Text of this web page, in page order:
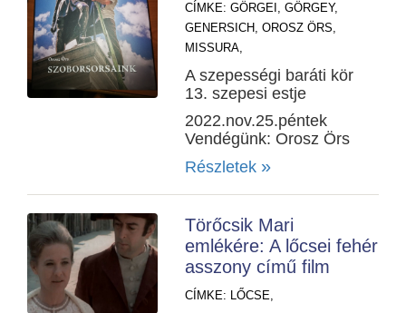
CÍMKE:GÖRGEI,GÖRGEY,
GENERSICH,OROSZ ÖRS,
MISSURA,
A szepességi baráti kör
13. szepesi estje
2022.nov.25.péntek
Vendégünk: Orosz Örs
Részletek »
Törőcsik Mari
emlékére: A lőcsei fehér
asszony című film
CÍMKE: LŐCSE,